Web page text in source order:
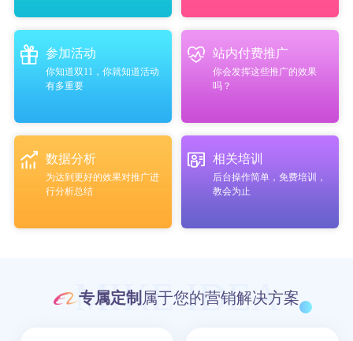
参加活动
你知道双11，你就知道活动
有多重要
站内付费推广
你会发挥这些推广的效果
吗？
数据分析
为达到更好的效果对推广进
行分析总结
相关培训
后台操作简单，免费培训，
教会为止
MIKE IDEA
专属定制 属于您的营销解决方案